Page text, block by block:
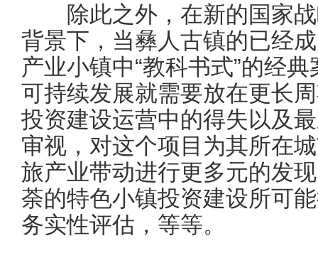
除此之外，在新的国家战
背景下，当彝人古镇的已经
产业小镇中“教科书式”的经
可持续发展就需要放在更长
投资建设运营中的得失以及
审视，对这个项目为其所在
旅产业带动进行更多元的发
荼的特色小镇投资建设所可
务实性评估，等等。